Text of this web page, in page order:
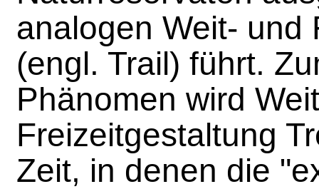
analogen Weit- und
(engl. Trail) führt.
Phänomen wird
Freizeitgestaltung
Zeit, in denen die